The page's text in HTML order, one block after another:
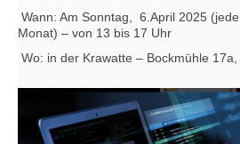
Wann: Am Sonntag, 6.April 2025
Monat) – von 13 bis 17 Uhr
Wo: in der Krawatte – Bockmühle